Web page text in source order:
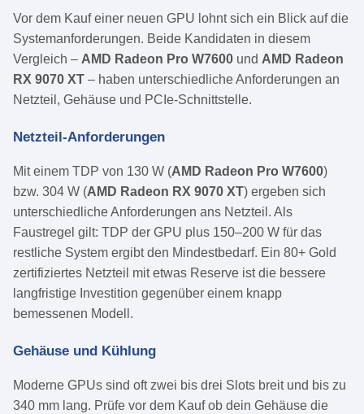
Vor dem Kauf einer neuen GPU lohnt sich ein Blick auf die
Systemanforderungen. Beide Kandidaten in diesem
Vergleich – AMD Radeon Pro W7600 und AMD Radeon
RX 9070 XT – haben unterschiedliche Anforderungen an
Netzteil, Gehäuse und PCIe-Schnittstelle.
Netzteil-Anforderungen
Mit einem TDP von 130 W (AMD Radeon Pro W7600)
bzw. 304 W (AMD Radeon RX 9070 XT) ergeben sich
unterschiedliche Anforderungen ans Netzteil. Als
Faustregel gilt: TDP der GPU plus 150–200 W für das
restliche System ergibt den Mindestbedarf. Ein 80+ Gold
zertifiziertes Netzteil mit etwas Reserve ist die bessere
langfristige Investition gegenüber einem knapp
bemessenen Modell.
Gehäuse und Kühlung
Moderne GPUs sind oft zwei bis drei Slots breit und bis zu
340 mm lang. Prüfe vor dem Kauf ob dein Gehäuse die